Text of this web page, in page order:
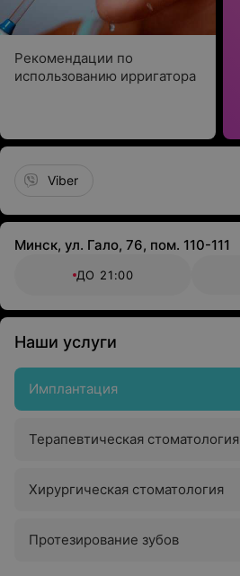
Рекомендации по
использованию ирригатора
Viber
Минск, ул. Гало, 76, пом. 110-111
ДО 21:00
Наши услуги
Имплантация
Терапевтическая стоматология
Хирургическая стоматология
Протезирование зубов